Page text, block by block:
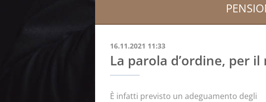
16.11.2021 11:33
La parola d’ordine, per
È infatti previsto un adeguamento degli